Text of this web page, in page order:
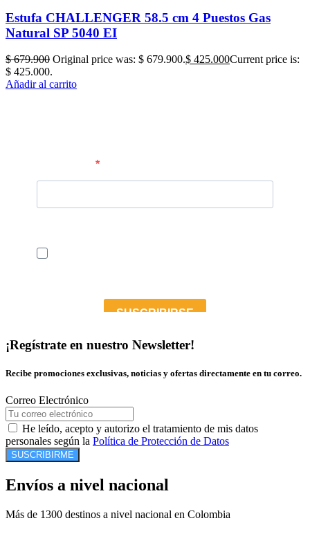
Estufa CHALLENGER 58.5 cm 4 Puestos Gas
Natural SP 5040 EI
$679.900 Original price was: $ 679.900.$ 425.000Current price is:
$ 425.000.
Añadir al carrito
¡Regístrate en nuestro Newsletter!
Recibe promociones exclusivas, noticias y ofertas directamente en tu correo.
Correo Electrónico
He leído, acepto y autorizo el tratamiento de mis datos
personales según la Política de Protección de Datos
SUSCRIBIRME
Envíos a nivel nacional
Más de 1300 destinos a nivel nacional en Colombia